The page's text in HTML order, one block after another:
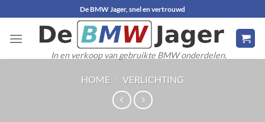
naar
inhoud
De BMW Jager, snel en vertrouwd
In en verkoop van gebruikte BMW onderdelen.
HOME / VERLICHTING